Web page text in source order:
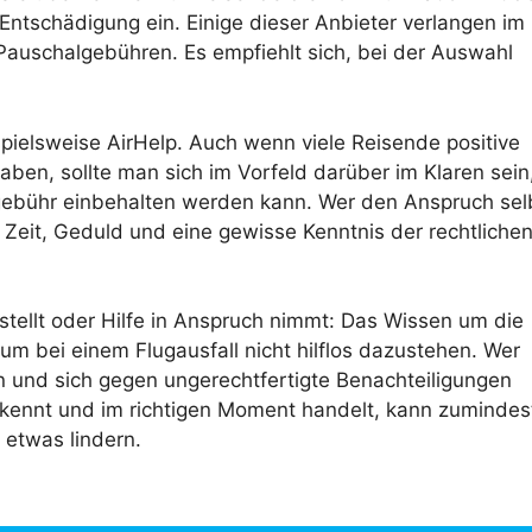
ein. Einige dieser Anbieter verlangen im
Es empfiehlt sich, bei der Auswahl
AirHelp. Auch wenn viele Reisende positive
sollte man sich im Vorfeld darüber im Klaren
einbehalten werden kann. Wer den Anspruch
Geduld und eine gewisse Kenntnis der rechtlichen
oder Hilfe in Anspruch nimmt: Das Wissen um die
bei einem Flugausfall nicht hilflos dazustehen. Wer
sich gegen ungerechtfertigte Benachteiligungen
und im richtigen Moment handelt, kann
etwas lindern.